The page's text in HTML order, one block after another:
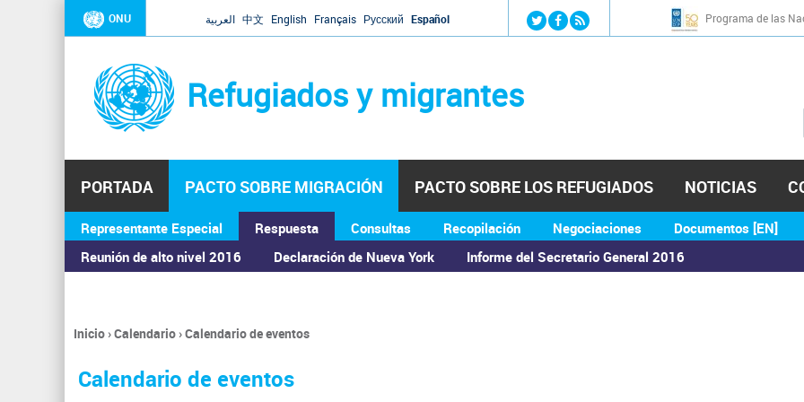
Jump to navigation
ONU العربية 中文 English Français Русский Español Programa de las
Refugiados y migrantes
PORTADA PACTO SOBRE MIGRACIÓN
Representante Especial
Respuesta
Reunión de alto nivel 2016
Declaración de Nueva York Informe del Secretario General 2016
Consultas Recopilación Negociaciones Documentos [EN]
PACTO SOBRE LOS REFUGIADOS NOTICIAS
ASAMBLEA GENERAL
Se
encuentra
usted
Inicio›Calendario›Calendario de eventos
Calendario de eventos